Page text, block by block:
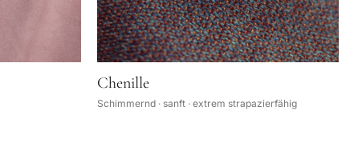
Chenille
Schimmernd · sanft · extrem strapazierfähig